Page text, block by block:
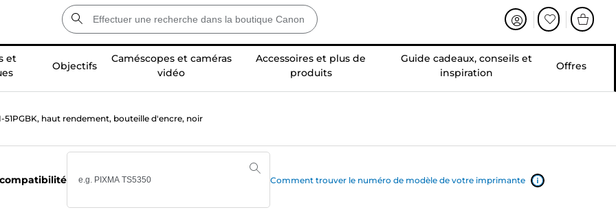
et
Objectifs
Caméscopes et caméras
vidéo
Accessoires et plus de
produits
Guide cadeaux, conseils et
inspiration
Offres
51PGBK, haut rendement, bouteille d'encre, noir
Comment trouver le numéro de modèle de votre imprimante